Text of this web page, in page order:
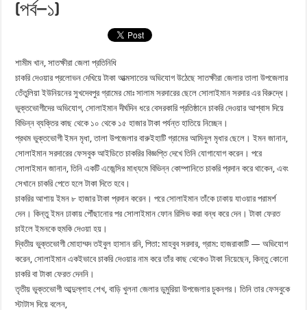
(পর্ব–১)
শামীম খান, সাতক্ষীরা জেলা প্রতিনিধি
চাকরি দেওয়ার প্রলোভন দেখিয়ে টাকা আত্মসাতের অভিযোগ উঠেছে সাতক্ষীরা জেলার তালা উপজেলার
তেঁতুলিয়া ইউনিয়নের সুখদেবপুর গ্রামের মোঃ সালাম সরদারের ছেলে সোলাইমান সরদার এর বিরুদ্ধে।
ভুক্তভোগীদের অভিযোগ, সোলাইমান দীর্ঘদিন ধরে বেসরকারি প্রতিষ্ঠানে চাকরি দেওয়ার আশ্বাস দিয়ে
বিভিন্ন ব্যক্তির কাছ থেকে ১০ থেকে ১৫ হাজার টাকা পর্যন্ত হাতিয়ে নিচ্ছেন।
প্রথম ভুক্তভোগী ইমন মৃধা, তালা উপজেলার বারুইহাটি গ্রামের আমিনুল মৃধার ছেলে। ইমন জানান,
সোলাইমান সরদারের ফেসবুক আইডিতে চাকরির বিজ্ঞপ্তি দেখে তিনি যোগাযোগ করেন। পরে
সোলাইমান জানান, তিনি একটি এজেন্সির মাধ্যমে বিভিন্ন কোম্পানিতে চাকরি প্রদান করে থাকেন, এবং
সেখানে চাকরি পেতে হলে টাকা দিতে হবে।
চাকরির আশায় ইমন ৮ হাজার টাকা প্রদান করেন। পরে সোলাইমান তাঁকে ঢাকায় যাওয়ার পরামর্শ
দেন। কিন্তু ইমন ঢাকায় পৌঁছানোর পর সোলাইমান ফোন রিসিভ করা বন্ধ করে দেন। টাকা ফেরত
চাইলে ইমনকে হুমকি দেওয়া হয়।
দ্বিতীয় ভুক্তভোগী মোহাম্মদ তইবুল হাসান রনি, পিতা: মাহবুব সরদার, গ্রাম: হাজরাকাটি — অভিযোগ
করেন, সোলাইমান একইভাবে চাকরি দেওয়ার নাম করে তাঁর কাছ থেকেও টাকা নিয়েছেন, কিন্তু কোনো
চাকরি বা টাকা ফেরত দেননি।
তৃতীয় ভুক্তভোগী আব্দুল্লাহ শেখ, বাড়ি খুলনা জেলার ডুমুরিয়া উপজেলার চুকনগর। তিনি তার ফেসবুকে
স্টাটাস দিয়ে বলেন,